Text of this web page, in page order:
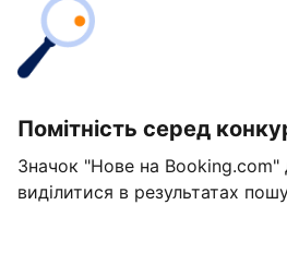
Помітність серед
Значок "Нове на
виділитися в результатах